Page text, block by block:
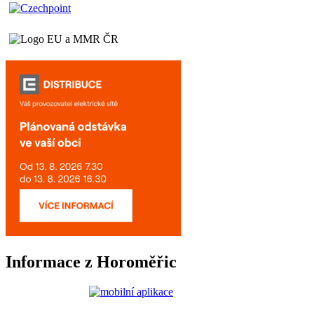
Informace z Horoměřic